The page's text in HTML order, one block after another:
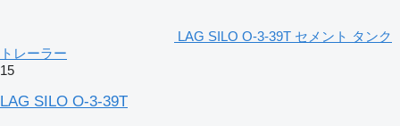
LAG SILO O-3-39T セメント タンク
トレーラー
15
LAG SILO O-3-39T